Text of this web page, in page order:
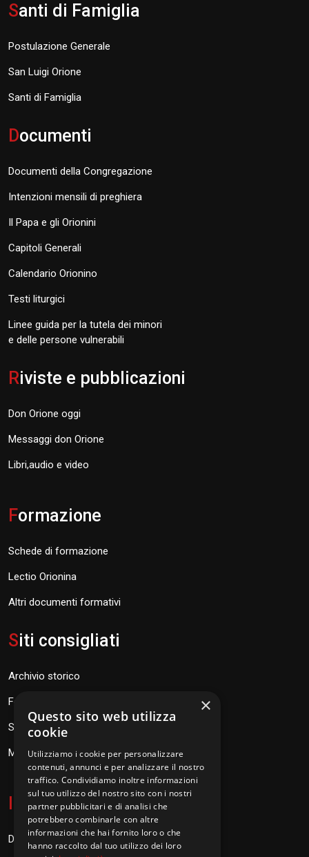
Santi di Famiglia
Postulazione Generale
San Luigi Orione
Santi di Famiglia
Documenti
Documenti della Congregazione
Intenzioni mensili di preghiera
Il Papa e gli Orionini
Capitoli Generali
Calendario Orionino
Testi liturgici
Linee guida per la tutela dei minori
e delle persone vulnerabili
Riviste e pubblicazioni
Don Orione oggi
Messaggi don Orione
Libri,audio e video
Formazione
Schede di formazione
Lectio Orionina
Altri documenti formativi
Siti consigliati
Archivio storico
Fondazione Don Orione
SEV Orione 84
Messaggi don Orione
nformazioni
Donazioni
×
Questo sito web utilizza
cookie
Utilizziamo i cookie per personalizzare
contenuti, annunci e per analizzare il nostro
traffico. Condividiamo inoltre informazioni
sul tuo utilizzo del nostro sito con i nostri
partner pubblicitari e di analisi che
potrebbero combinarle con altre
informazioni che hai fornito loro o che
hanno raccolto dal tuo utilizzo dei loro